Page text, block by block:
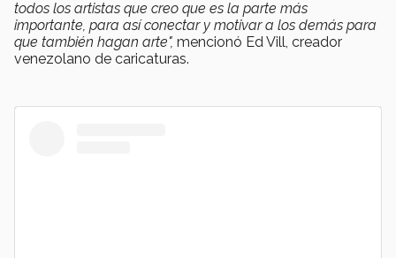
todos los artistas que creo que es la parte más
importante, para así conectar y motivar a los demás para
que también hagan arte", mencionó Ed Vill, creador
venezolano de caricaturas.